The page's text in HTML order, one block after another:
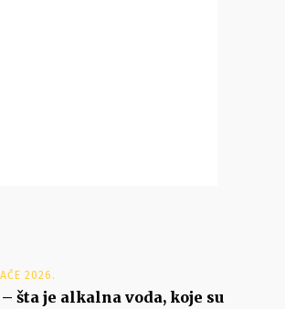
2026.
šta je alkalna voda, koje su